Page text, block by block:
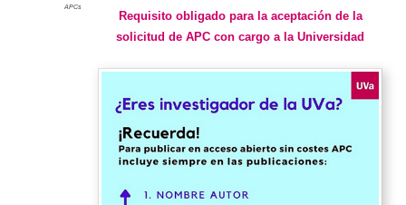
APCs
Requisito obligado para la aceptación de la
solicitud de APC con cargo a la Universidad